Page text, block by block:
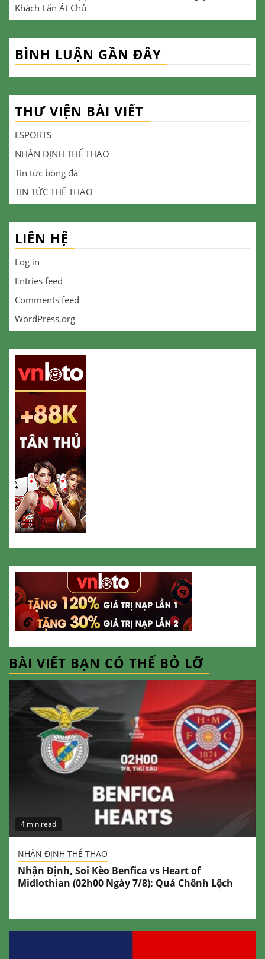
Khách Lấn Át Chủ
BÌNH LUẬN GẦN ĐÂY
THƯ VIỆN BÀI VIẾT
ESPORTS
NHẬN ĐỊNH THỂ THAO
Tin tức bóng đá
TIN TỨC THỂ THAO
LIÊN HỆ
Log in
Entries feed
Comments feed
WordPress.org
BÀI VIẾT BẠN CÓ THỂ BỎ LỠ
4 min read
NHẬN ĐỊNH THỂ THAO
Nhận Định, Soi Kèo Benfica vs Heart of
Midlothian (02h00 Ngày 7/8): Quá Chênh Lệch